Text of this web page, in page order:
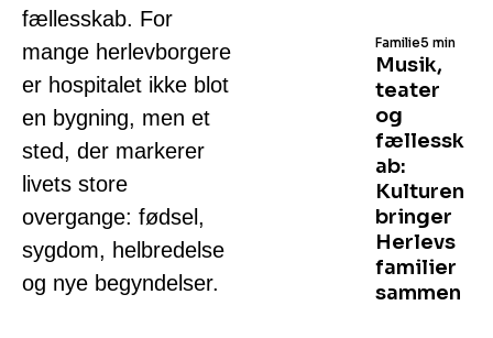
fællesskab. For
mange herlevborgere
er hospitalet ikke blot
en bygning, men et
sted, der markerer
livets store
overgange: fødsel,
sygdom, helbredelse
og nye begyndelser.
Musik,
teater
og
fællessk
ab:
Kulturen
bringer
Herlevs
familier
sammen
Familie5 min